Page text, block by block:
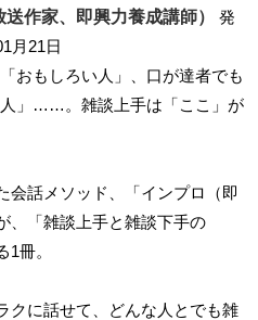
作家、即興力養成講師）
発
月21日
おもしろい人」、口が達者でも
人」……。雑談上手は「ここ」が
話メソッド、「インプロ（即
、「雑談上手と雑談下手の
冊。
に話せて、どんな人とでも雑